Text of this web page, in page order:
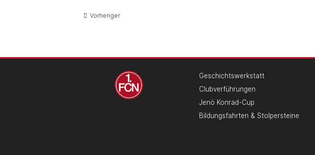
Vorheriger
Geschichtswerkstatt
Clubverführungen
Jenö Konrad-Cup
Bildungsfahrten & Stolpersteine